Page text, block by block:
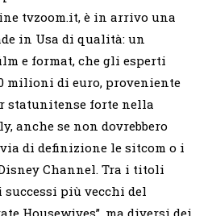
tvzoom.it, è in arrivo una
in Usa di qualità: un
e format, che gli esperti
milioni di euro, proveniente
statunitense forte nella
anche se non dovrebbero
di definizione le sitcom o i
Channel. Tra i titoli
più vecchi del
Housewives”, ma diversi dei